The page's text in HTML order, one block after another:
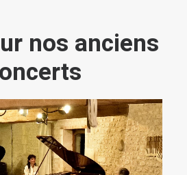
nos anciens